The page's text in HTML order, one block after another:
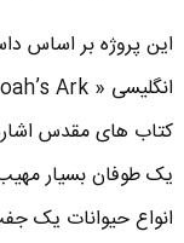
این پروژه بر اساس
کتاب های مقدس
یک طوفان بسیار
انواع حیوانات یک